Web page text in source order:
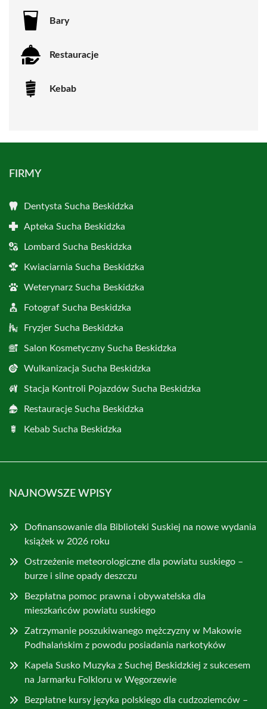
Bary
Restauracje
Kebab
FIRMY
Dentysta Sucha Beskidzka
Apteka Sucha Beskidzka
Lombard Sucha Beskidzka
Kwiaciarnia Sucha Beskidzka
Weterynarz Sucha Beskidzka
Fotograf Sucha Beskidzka
Fryzjer Sucha Beskidzka
Salon Kosmetyczny Sucha Beskidzka
Wulkanizacja Sucha Beskidzka
Stacja Kontroli Pojazdów Sucha Beskidzka
Restauracje Sucha Beskidzka
Kebab Sucha Beskidzka
NAJNOWSZE WPISY
Dofinansowanie dla Biblioteki Suskiej na nowe wydania
książek w 2026 roku
Ostrzeżenie meteorologiczne dla powiatu suskiego –
burze i silne opady deszczu
Bezpłatna pomoc prawna i obywatelska dla
mieszkańców powiatu suskiego
Zatrzymanie poszukiwanego mężczyzny w Makowie
Podhalańskim z powodu posiadania narkotyków
Kapela Susko Muzyka z Suchej Beskidzkiej z sukcesem
na Jarmarku Folkloru w Węgorzewie
Bezpłatne kursy języka polskiego dla cudzoziemców –